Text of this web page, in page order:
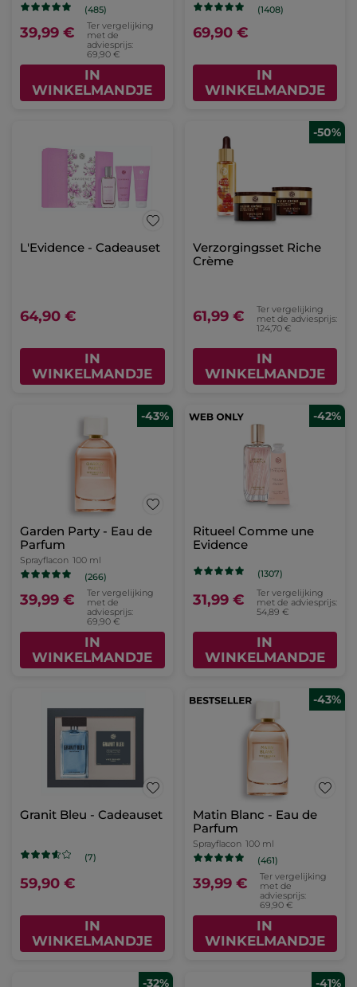
(485)
39,99 €
Ter vergelijking
met de
adviesprijs:
69,90 €
IN
WINKELMANDJE
(1408)
69,90 €
IN
WINKELMANDJE
L'Evidence - Cadeauset
64,90 €
IN
WINKELMANDJE
-50%
Verzorgingsset Riche
Crème
61,99 €
Ter vergelijking
met de adviesprijs:
124,70 €
IN
WINKELMANDJE
-43%
Garden Party - Eau de
Parfum
Sprayflacon 100 ml
(266)
39,99 €
Ter vergelijking
met de
adviesprijs:
69,90 €
IN
WINKELMANDJE
-42%
Ritueel Comme une
Evidence
(1307)
31,99 €
Ter vergelijking
met de adviesprijs:
54,89 €
IN
WINKELMANDJE
Granit Bleu - Cadeauset
(7)
59,90 €
IN
WINKELMANDJE
-43%
Matin Blanc - Eau de
Parfum
Sprayflacon 100 ml
(461)
39,99 €
Ter vergelijking
met de
adviesprijs:
69,90 €
IN
WINKELMANDJE
-32% -41%